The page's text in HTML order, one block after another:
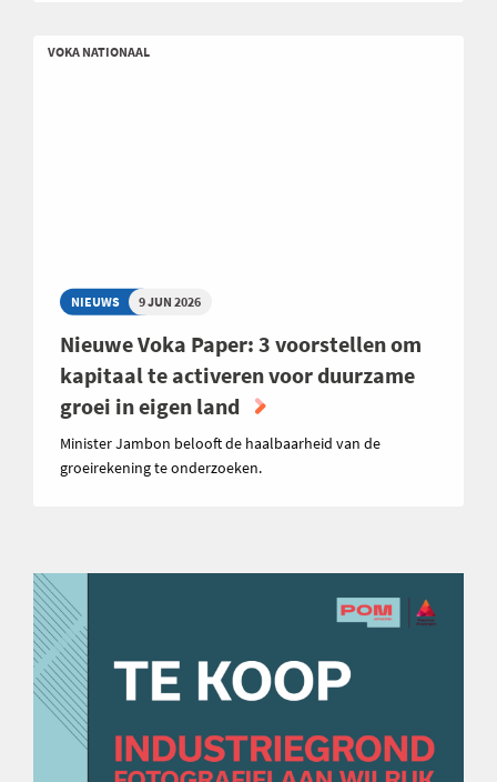
VOKA NATIONAAL
NIEUWS 9 JUN 2026
Nieuwe Voka Paper: 3 voorstellen om
kapitaal te activeren voor duurzame
groei in eigen land
Minister Jambon belooft de haalbaarheid van de
groeirekening te onderzoeken.